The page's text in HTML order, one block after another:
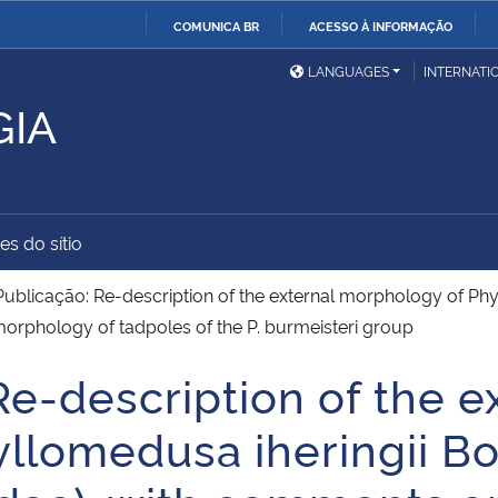
COMUNICA BR ACESSO À INFORMAÇÃO
Ministério da Defesa
Ministério das Relações
Exteriores
Ministério da Cidadania
Ministério do
Desenvolvimento Regional
União
Advocacia-Geral da União Banco Central do Brasil
LANGUAGES
do sítio
Re-description of the external morphology of
of tadpoles of the P. burmeisteri group
description of the
iheringii